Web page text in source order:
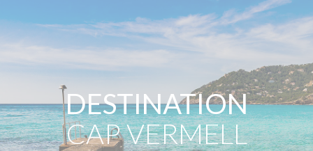
DESTINATION
CAP VERMELL